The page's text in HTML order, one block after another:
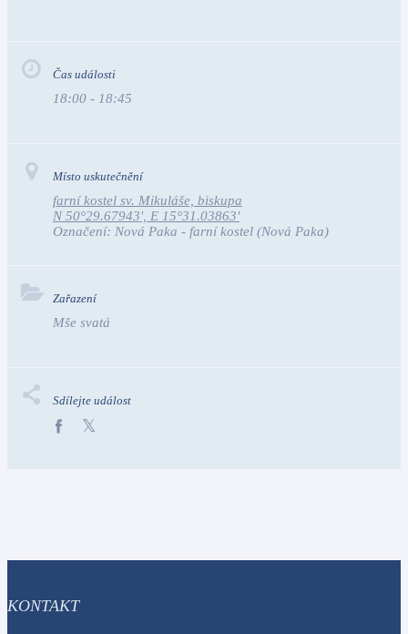
Čas události
18:00 - 18:45
Místo uskutečnění
farní kostel sv. Mikuláše, biskupa
N 50°29.67943', E 15°31.03863'
Označení: Nová Paka - farní kostel (Nová Paka)
Zařazení
Mše svatá
Sdílejte událost
KONTAKT